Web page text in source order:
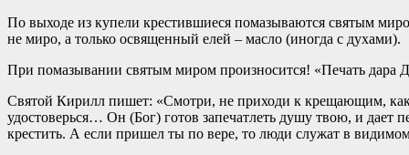
По выходе из купели крестившиеся помазываются святым
не миро, а только освященный елей – масло (иногда с духами).
При помазывании святым миром произносится! «Печать дара
Святой Кирилл пишет: «Смотри, не приходи к крещающим, как
удостоверься… Он (Бог) готов запечатлеть душу твою, и
крестить. А если пришел ты по вере, то люди служат в